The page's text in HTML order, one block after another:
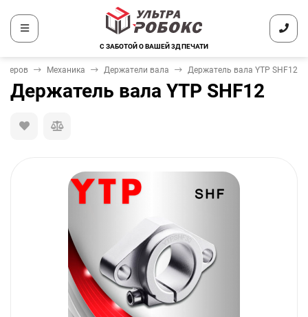
С ЗАБОТОЙ О ВАШЕЙ 3Д ПЕЧАТИ
Механика Держатели вала Держатель вала YTP SHF12
Держатель вала YTP SHF12